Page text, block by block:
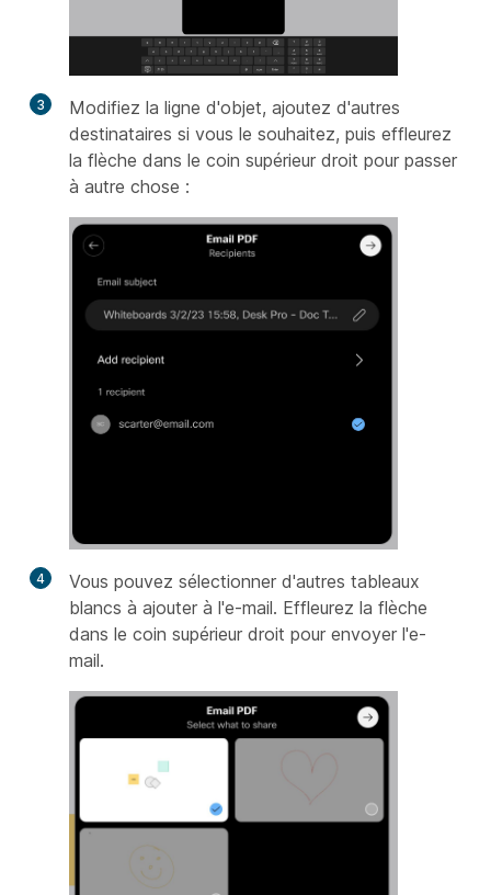
3
Modifiez la ligne d'objet, ajoutez d'autres
destinataires si vous le souhaitez, puis effleurez
la flèche dans le coin supérieur droit pour passer
à autre chose :
4
Vous pouvez sélectionner d'autres tableaux
blancs à ajouter à l'e-mail. Effleurez la flèche
dans le coin supérieur droit pour envoyer l'e-
mail.